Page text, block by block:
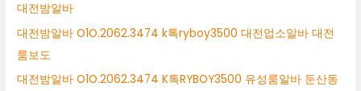
대전밤알바
대전밤알바 O1O.2062.3474 k톡ryboy3500 대전업소알바 대전
룸보도
대전밤알바 O1O.2062.3474 K톡RYBOY3500 유성룸알바 둔산동